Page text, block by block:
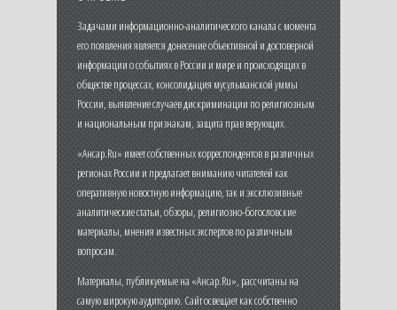
Задачами информационно-аналитического канала с момента
его появления является донесение объективной и достоверной
информации о событиях в России и мире и происходящих в
обществе процессах, консолидация мусульманской уммы
России, выявление случаев дискриминации по религиозным
и национальным признакам, защита прав верующих.
«Ансар.Ru» имеет собственных корреспондентов в различных
регионах России и предлагает вниманию читателей как
оперативную новостную информацию, так и эксклюзивные
аналитические статьи, обзоры, религиозно-богословские
материалы, мнения известных экспертов по различным
вопросам.
Материалы, публикуемые на «Ансар.Ru», рассчитаны на
самую широкую аудиторию. Сайт освещает как собственно